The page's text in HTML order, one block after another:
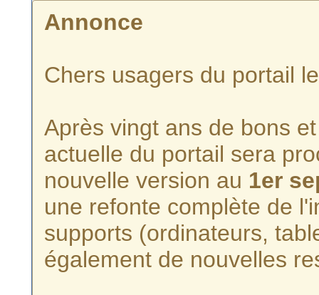
Annonce
Chers usagers du portail
Après vingt ans de bons
actuelle du portail sera
nouvelle version au 1er
une refonte complète de
supports (ordinateurs,
également de nouvelles